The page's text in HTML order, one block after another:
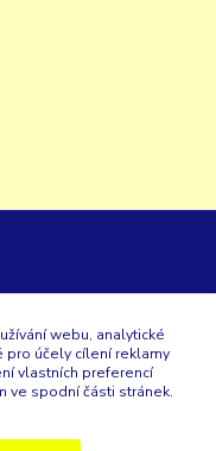
webu, analytické
pro účely cílení reklamy
vlastních preferencí
ve spodní části stránek.